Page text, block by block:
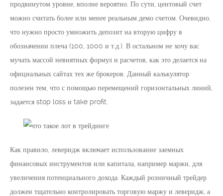
продвинутом уровне, вполне вероятно. По сути, центовый счет
можно считать более или менее реальным демо счетом. Очевидно,
что нужно просто умножить депозит на вторую цифру в
обозначении плеча (100, 1000 и т.д.). В остальном не хочу вас
мучать массой невнятных формул и расчетов, как это делается на
официальных сайтах тех же брокеров. Данный калькулятор
полезен тем, что с помощью перемещений горизонтальных линий,
задается stop loss и take profit.
Как правило, леверидж включает использование заемных
финансовых инструментов или капитала, например маржи, для
увеличения потенциального дохода. Каждый розничный трейдер
должен тщательно контролировать торговую маржу и леверидж, а